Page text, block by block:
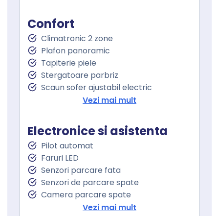
Confort
Climatronic 2 zone
Plafon panoramic
Tapiterie piele
Stergatoare parbriz
Scaun sofer ajustabil electric
Scaun pasager ajustabil electric
Incalzire scaun pasager
Cotiera
Cotiera spate
Volan de piele
Volan cu comenzi
Keyless go
Pornire motor Keyless
Senzor ploaie
Vezi mai mult
Electronice si asistenta
Pilot automat
Faruri LED
Senzori parcare fata
Senzori de parcare spate
Camera parcare spate
Oglindă laterală electrică
Vezi mai mult